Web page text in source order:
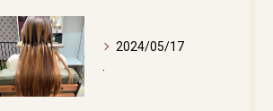
2024/05/17
.